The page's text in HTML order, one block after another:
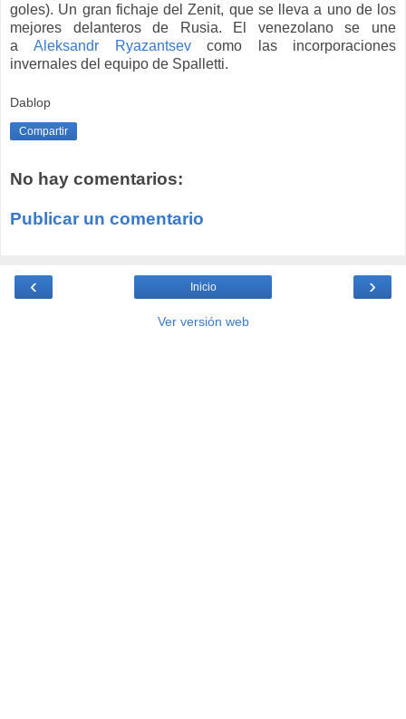
goles). Un gran fichaje del Zenit, que se lleva a uno de los
mejores delanteros de Rusia. El venezolano se une
aAleksandr Ryazantsevcomo las incorporaciones
invernales del equipo de Spalletti.
Dablop
Compartir
No hay comentarios:
Publicar un comentario
‹ ›
Inicio
Ver versión web